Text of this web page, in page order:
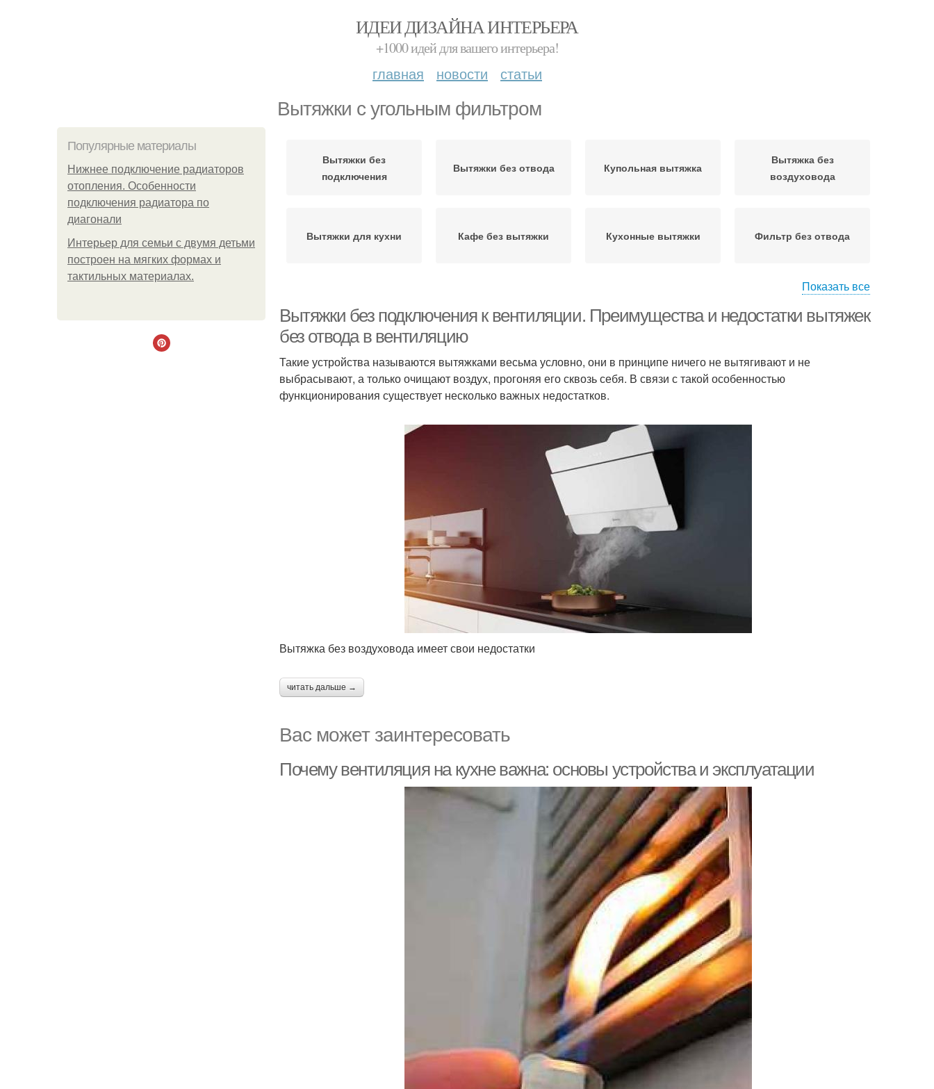
ИДЕИ ДИЗАЙНА ИНТЕРЬЕРА
+1000 идей для вашего интерьера!
главная новости статьи
Вытяжки с угольным фильтром
Популярные материалы
Нижнее подключение радиаторов
отопления. Особенности
подключения радиатора по
диагонали
Интерьер для семьи с двумя детьми
построен на мягких формах и
тактильных материалах.
Вытяжки без
подключения
Вытяжки без отвода Купольная вытяжка
Вытяжка без
воздуховода
Вытяжки для кухни Кафе без вытяжки Кухонные вытяжки Фильтр без отвода
Показать все
Вытяжки без подключения к вентиляции. Преимущества и недостатки вытяжек
без отвода в вентиляцию
Такие устройства называются вытяжками весьма условно, они в принципе ничего не вытягивают и не
выбрасывают, а только очищают воздух, прогоняя его сквозь себя. В связи с такой особенностью
функционирования существует несколько важных недостатков.
Вытяжка без воздуховода имеет свои недостатки
читать дальше →
Вас может заинтересовать
Почему вентиляция на кухне важна: основы устройства и эксплуатации